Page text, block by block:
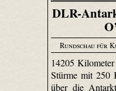
DLR-
Rundschau für
14205
Stürme mit 250
über die